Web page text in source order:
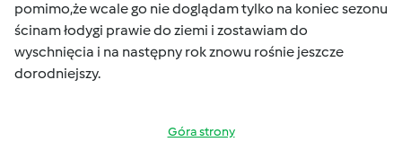
pomimo,że wcale go nie doglądam tylko na koniec sezonu
ścinam łodygi prawie do ziemi i zostawiam do
wyschnięcia i na następny rok znowu rośnie jeszcze
dorodniejszy.
Góra strony